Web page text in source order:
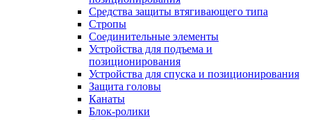
Средства защиты втягивающего типа
Стропы
Соединительные элементы
Устройства для подъема и
позиционирования
Устройства для спуска и позиционирования
Защита головы
Канаты
Блок-ролики